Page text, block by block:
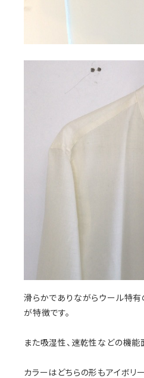
滑らかでありながらウール特有
が特徴です。
また吸湿性、速乾性などの機能
カラーはどちらの形もアイボリー